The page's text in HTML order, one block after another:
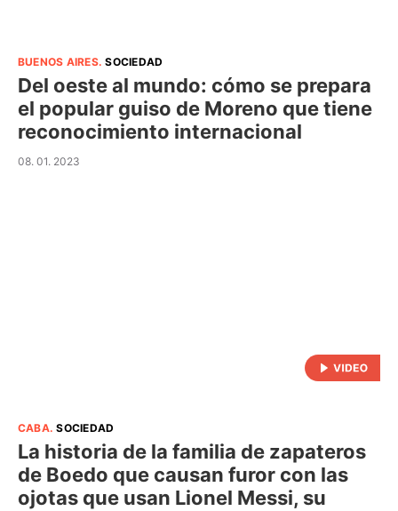
BUENOS AIRES.SOCIEDAD
Del oeste al mundo: cómo se prepara
el popular guiso de Moreno que tiene
reconocimiento internacional
08. 01. 2023
CABA.SOCIEDAD
La historia de la familia de zapateros
de Boedo que causan furor con las
ojotas que usan Lionel Messi, su